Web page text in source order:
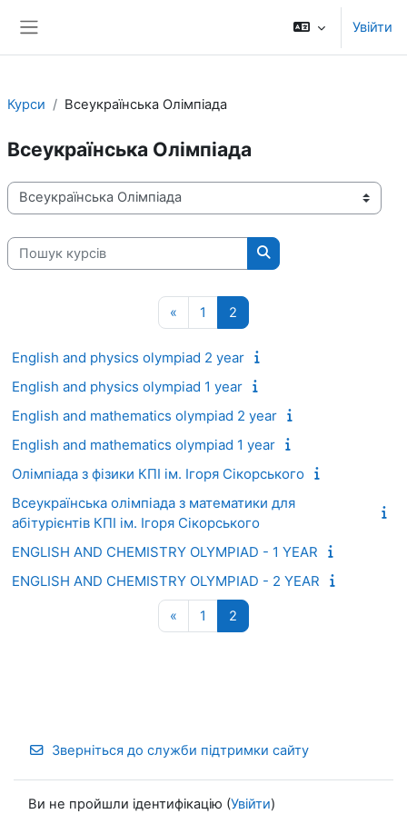
Увійти
Курси Всеукраїнська Олімпіада
Всеукраїнська Олімпіада
Категорії курсів
Пошук курсів
Пошук курсів
« Попередня сторінка
1 Сторінка 1
2
English and physics olympiad 2 year
English and physics olympiad 1 year
English and mathematics olympiad 2 year
English and mathematics olympiad 1 year
Олімпіада з фізики КПІ ім. Ігоря Сікорського
Всеукраїнська олімпіада з математики для
абітурієнтів КПІ ім. Ігоря Сікорського
ENGLISH AND CHEMISTRY OLYMPIAD - 1 YEAR
ENGLISH AND CHEMISTRY OLYMPIAD - 2 YEAR
« Попередня сторінка
1 Сторінка 1
2
Зверніться до служби підтримки сайту
Ви не пройшли ідентифікацію (Увійти)